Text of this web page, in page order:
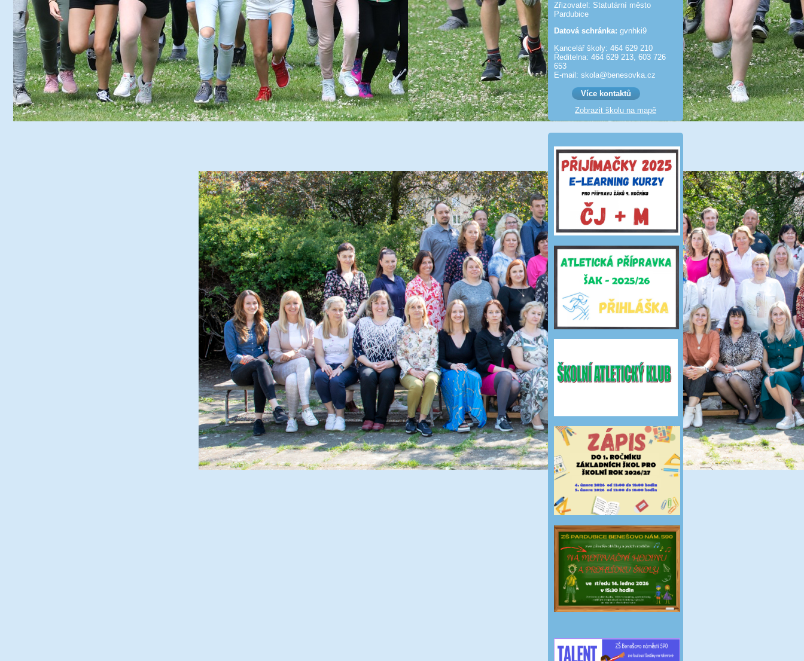
Zřizovatel: Statutární město
Pardubice
Datová schránka: gvnhki9
Kancelář školy: 464 629 210
Ředitelna: 464 629 213, 603 726
653
E-mail: skola@benesov­ka.cz
Více kontaktů
Zobrazit školu na mapě